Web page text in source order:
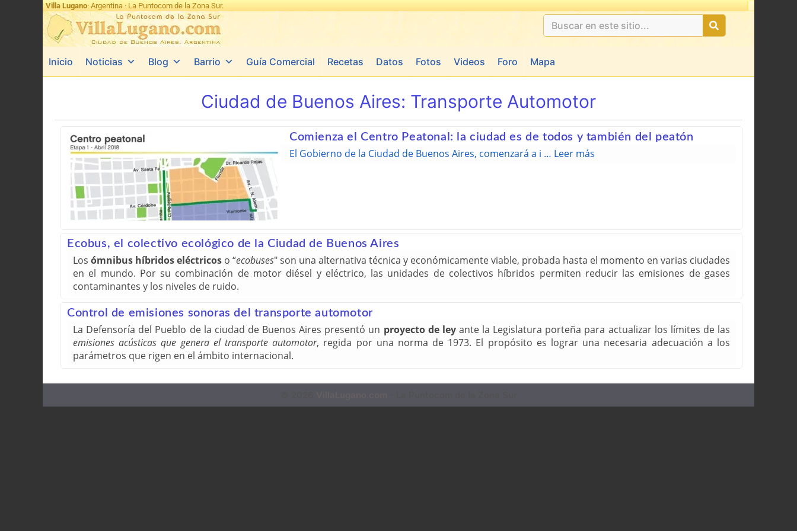
Villa Lugano· Argentina · La Puntocom de la Zona Sur.
Inicio Noticias Blog Barrio Guía Comercial Recetas Datos Fotos Videos Foro Mapa
Ciudad de Buenos Aires: Transporte Automotor
Comienza el Centro Peatonal: la ciudad es de todos y también del peatón
El Gobierno de la Ciudad de Buenos Aires, comenzará a i … Leer más
Ecobus, el colectivo ecológico de la Ciudad de Buenos Aires
Los ómnibus híbridos eléctricos o “ecobuses" son una alternativa técnica y económicamente viable, probada hasta el momento en varias ciudades
en el mundo. Por su combinación de motor diésel y eléctrico, las unidades de colectivos híbridos permiten reducir las emisiones de gases
contaminantes y los niveles de ruido.
Control de emisiones sonoras del transporte automotor
La Defensoría del Pueblo de la ciudad de Buenos Aires presentó un proyecto de leyante la Legislatura porteña para actualizar los límites de las
emisiones acústicas que genera el transporte automotor, regida por una norma de 1973. El propósito es lograr una necesaria adecuación a los
parámetros que rigen en el ámbito internacional.